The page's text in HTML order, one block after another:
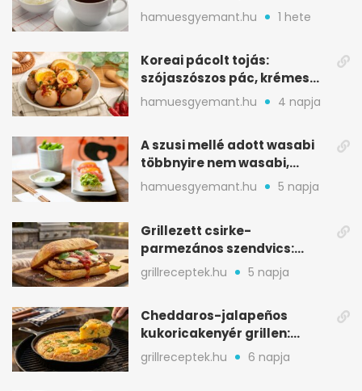
melegítő itala
hamuesgyemant.hu 1 hete
Koreai pácolt tojás:
szójaszószos pác, krémes
sárgája, pár óra alatt
hamuesgyemant.hu 4 napja
A szusi mellé adott wasabi
többnyire nem wasabi,
hanem fűszerkeverék
hamuesgyemant.hu 5 napja
Grillezett csirke-
parmezános szendvics:
ropogós csirke, olvadó sajt
grillreceptek.hu 5 napja
Cheddaros-jalapeños
kukoricakenyér grillen:
ropogós alj, puha belső
grillreceptek.hu 6 napja